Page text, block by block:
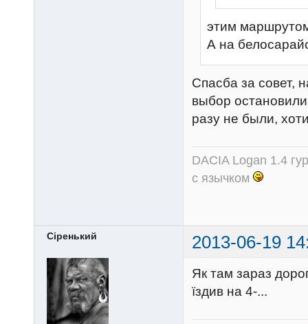
этим
А на
Спасба за совет,
выбор
разу не были,
DACIA Logan 1.4
с язычком
Сіренький 2013-06-19
Як там зараз
їздив на 4-...